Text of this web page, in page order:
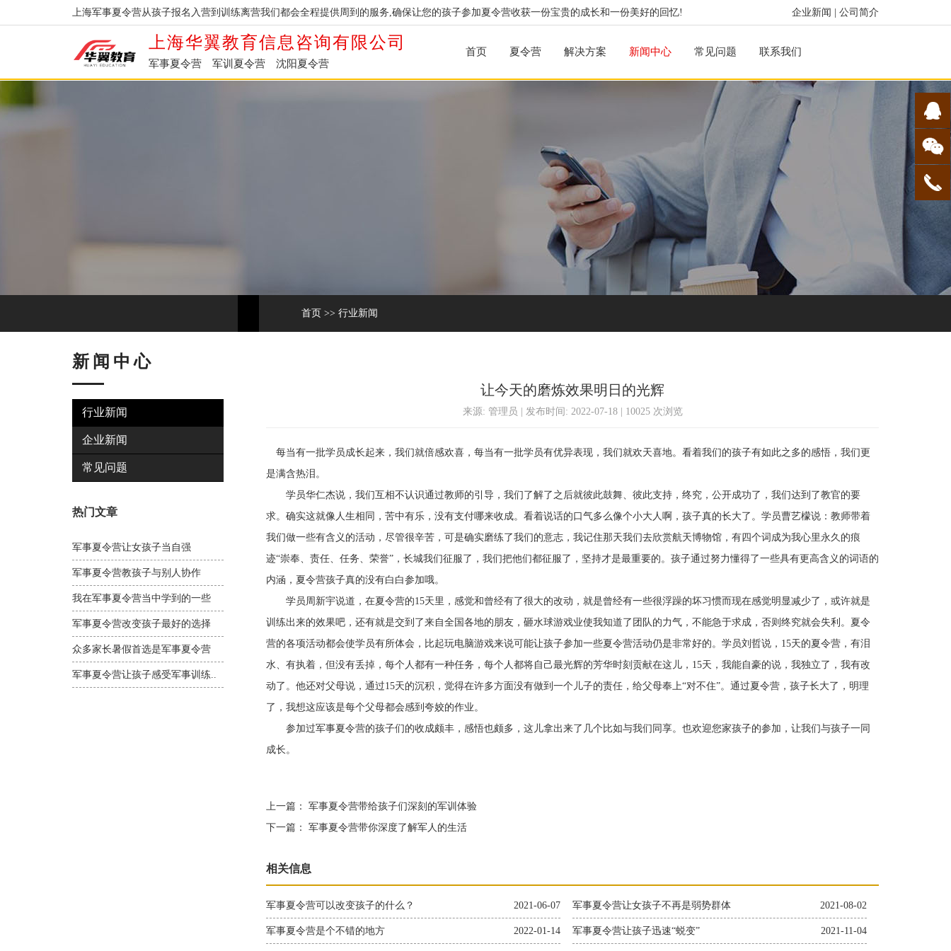
企业新闻 公司简介
上海军事夏令营从孩子报名入营到训练离营我们都会全程提供周到的服务,确保让您的孩子参加夏令营收获一份宝贵的成长和一份美好的回忆!
上海华翼教育信息咨询有限公司
军事夏令营 军训夏令营 沈阳夏令营
首页 夏令营 解决方案 新闻中心 常见问题 联系我们
首页 >> 行业新闻
新闻中心
行业新闻
企业新闻
常见问题
热门文章
军事夏令营让女孩子当自强
军事夏令营教孩子与别人协作
我在军事夏令营当中学到的一些
军事夏令营改变孩子最好的选择
众多家长暑假首选是军事夏令营
军事夏令营让孩子感受军事训练..
让今天的磨炼效果明日的光辉
来源: 管理员 | 发布时间: 2022-07-18 | 10025 次浏览
每当有一批学员成长起来，我们就倍感欢喜，每当有一批学员有优异表现，我们就欢天喜地。看着我们的孩子有如此之多的感悟，我们更
是满含热泪。
学员华仁杰说，我们互相不认识通过教师的引导，我们了解了之后就彼此鼓舞、彼此支持，终究，公开成功了，我们达到了教官的要
求。确实这就像人生相同，苦中有乐，没有支付哪来收成。看着说话的口气多么像个小大人啊，孩子真的长大了。学员曹艺檬说：教师带着
我们做一些有含义的活动，尽管很辛苦，可是确实磨练了我们的意志，我记住那天我们去欣赏航天博物馆，有四个词成为我心里永久的痕
迹“崇奉、责任、任务、荣誉”，长城我们征服了，我们把他们都征服了，坚持才是最重要的。孩子通过努力懂得了一些具有更高含义的词语的
内涵，夏令营孩子真的没有白白参加哦。
学员周新宇说道，在夏令营的15天里，感觉和曾经有了很大的改动，就是曾经有一些很浮躁的坏习惯而现在感觉明显减少了，或许就是
训练出来的效果吧，还有就是交到了来自全国各地的朋友，砸水球游戏业使我知道了团队的力气，不能急于求成，否则终究就会失利。夏令
营的各项活动都会使学员有所体会，比起玩电脑游戏来说可能让孩子参加一些夏令营活动仍是非常好的。学员刘哲说，15天的夏令营，有泪
水、有执着，但没有丢掉，每个人都有一种任务，每个人都将自己最光辉的芳华时刻贡献在这儿，15天，我能自豪的说，我独立了，我有改
动了。他还对父母说，通过15天的沉积，觉得在许多方面没有做到一个儿子的责任，给父母奉上“对不住”。通过夏令营，孩子长大了，明理
了，我想这应该是每个父母都会感到夸姣的作业。
参加过军事夏令营的孩子们的收成颇丰，感悟也颇多，这儿拿出来了几个比如与我们同享。也欢迎您家孩子的参加，让我们与孩子一同
成长。
上一篇：
军事夏令营带给孩子们深刻的军训体验
下一篇：
军事夏令营带你深度了解军人的生活
相关信息
2021-06-07
军事夏令营可以改变孩子的什么？ 2021-08-02
军事夏令营让女孩子不再是弱势群体
2022-01-14
军事夏令营是个不错的地方 2021-11-04
军事夏令营让孩子迅速“蜕变”